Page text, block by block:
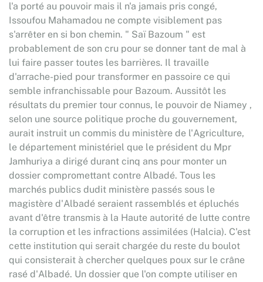
l'a porté au pouvoir mais il n'a jamais pris congé,
Issoufou Mahamadou ne compte visiblement pas
s'arrêter en si bon chemin. " Saï Bazoum " est
probablement de son cru pour se donner tant de mal à
lui faire passer toutes les barrières. Il travaille
d'arrache-pied pour transformer en passoire ce qui
semble infranchissable pour Bazoum. Aussitôt les
résultats du premier tour connus, le pouvoir de Niamey ,
selon une source politique proche du gouvernement,
aurait instruit un commis du ministère de l'Agriculture,
le département ministériel que le président du Mpr
Jamhuriya a dirigé durant cinq ans pour monter un
dossier compromettant contre Albadé. Tous les
marchés publics dudit ministère passés sous le
magistère d'Albadé seraient rassemblés et épluchés
avant d'être transmis à la Haute autorité de lutte contre
la corruption et les infractions assimilées (Halcia). C'est
cette institution qui serait chargée du reste du boulot
qui consisterait à chercher quelques poux sur le crâne
rasé d'Albadé. Un dossier que l'on compte utiliser en